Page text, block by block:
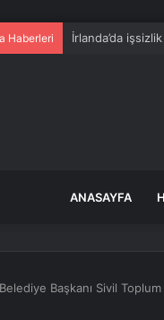
Haberleri İrlanda’da işsizlik
ANASAYFA
Belediye Başkanı Sivil